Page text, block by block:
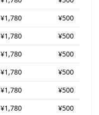
¥1,780
¥500
¥1,780
¥500
¥1,780
¥500
¥1,780
¥500
¥1,780
¥500
¥1,780
¥500